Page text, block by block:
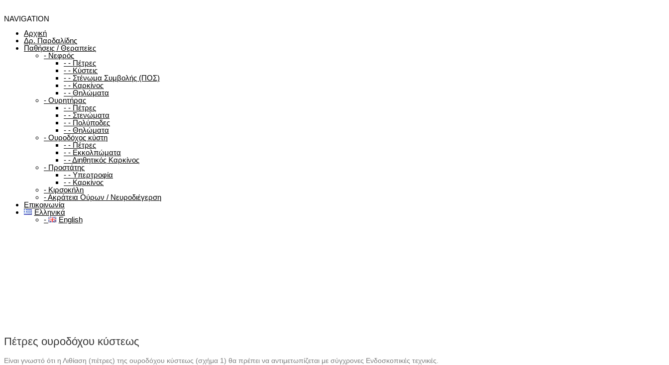
NAVIGATION
Αρχική
Δρ. Παρδαλίδης
Παθήσεις / Θεραπείες
- Νεφρός
- - Πέτρες
- - Κύστεις
- - Στένωμα Συμβολής (ΠΟΣ)
- - Καρκίνος
- - Θηλώματα
- Ουρητήρας
- - Πέτρες
- - Στενώματα
- - Πολύποδες
- - Θηλώματα
- Ουροδόχος κύστη
- - Πέτρες
- - Εκκολπώματα
- -Διηθητικός Καρκίνος
- Προστάτης
- - Υπερτροφία
- - Καρκίνος
- Κιρσοκήλη
-Ακράτεια Ούρων / Νευροδιέγερση
Επικοινωνία
Ελληνικά
-
English
Πέτρες ουροδόχου κύστεως
Είναι γνωστό ότι η Λιθίαση (πέτρες) της ουροδόχου κύστεως (σχήμα 1) θα πρέπει να αντιμετωπίζεται με σύγχρονες Ενδοσκοπικές τεχνικές.